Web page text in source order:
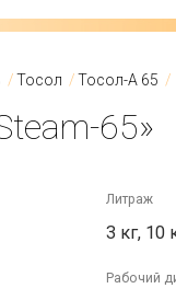
Тосол Тосол-А 65
65»
Литраж
3 кг, 10
Рабочий